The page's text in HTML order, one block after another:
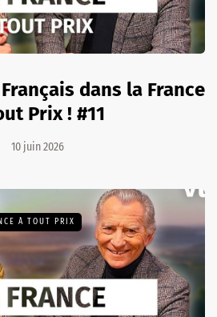
dans la France
Prix ! #11
10 juin 2026
À TOUT PRIX